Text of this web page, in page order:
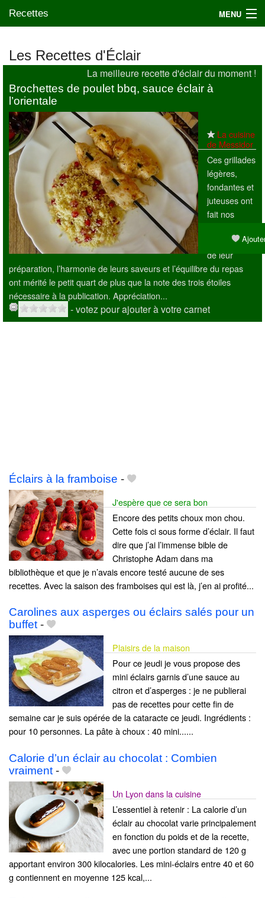
Recettes MENU
Les Recettes d'Éclair
La meilleure recette d'éclair du moment !
Brochettes de poulet bbq, sauce éclair à
l’orientale
La cuisine
de Messidor
Ces grillades
légères,
fondantes et
juteuses ont
fait nos
la simplicité
de leur
préparation, l’harmonie de leurs saveurs et l’équilibre du repas
ont mérité le petit quart de plus que la note des trois étoiles
nécessaire à la publication. Appréciation...
- votez pour ajouter à votre carnet
Éclairs à la framboise -
J'espère que ce sera bon
Encore des petits choux mon chou.
Cette fois ci sous forme d’éclair. Il faut
dire que j’ai l’immense bible de
Christophe Adam dans ma
bibliothèque et que je n’avais encore testé aucune de ses
recettes. Avec la saison des framboises qui est là, j’en ai profité...
Carolines aux asperges ou éclairs salés pour un
buffet-
Plaisirs de la maison
Pour ce jeudi je vous propose des
mini éclairs garnis d’une sauce au
citron et d’asperges : je ne publierai
pas de recettes pour cette fin de
semaine car je suis opérée de la cataracte ce jeudi. Ingrédients :
pour 10 personnes. La pâte à choux : 40 mini......
Calorie d’un éclair au chocolat : Combien
vraiment -
Un Lyon dans la cuisine
L’essentiel à retenir : La calorie d’un
éclair au chocolat varie principalement
en fonction du poids et de la recette,
avec une portion standard de 120 g
apportant environ 300 kilocalories. Les mini-éclairs entre 40 et 60
g contiennent en moyenne 125 kcal,...